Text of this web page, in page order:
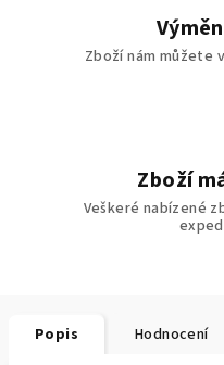
Zboží nám můžete
Zboží
Veškeré nabízené
Popis Hodnocení